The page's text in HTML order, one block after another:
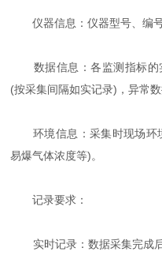
仪器信息：仪器型号、编号
数据信息：各监测指标的
(按采集间隔如实记录)，异常数
环境信息：采集时现场环
易爆气体浓度等)。
记录要求：
实时记录：数据采集完成后